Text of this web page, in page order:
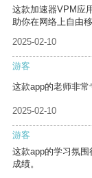
这款加速器VPM应
助你在网络上自由移
2025-02-10
游客
这款app的老师非常
2025-02-10
游客
这款app的学习氛
成绩。